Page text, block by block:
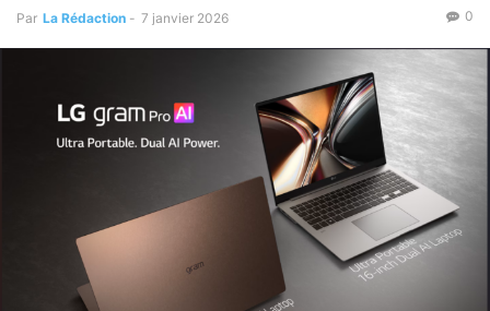
Par La Rédaction - 7 janvier 2026 0